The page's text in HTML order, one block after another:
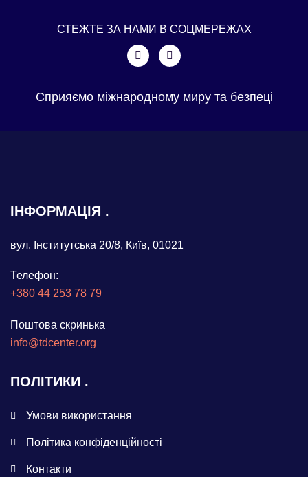
СТЕЖТЕ ЗА НАМИ В СОЦМЕРЕЖАХ
Сприяємо міжнародному миру та безпеці
ІНФОРМАЦІЯ
вул. Інститутська 20/8, Київ, 01021
Телефон:
+380 44 253 78 79
Поштова скринька
info@tdcenter.org
ПОЛІТИКИ
Умови використання
Політика конфіденційності
Контакти